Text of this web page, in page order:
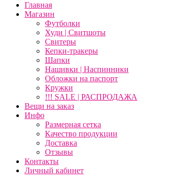
Главная
Магазин
Футболки
Худи | Свитшоты
Свитеры
Кепки-тракеры
Шапки
Нашивки | Наспинники
Обложки на паспорт
Кружки
!!! SALE | РАСПРОДАЖА
Вещи на заказ
Инфо
Размерная сетка
Качество продукции
Доставка
Отзывы
Контакты
Личный кабинет